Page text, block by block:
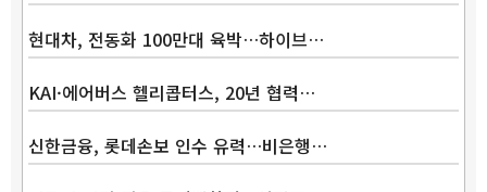
현대차, 전동화 100만대 육박…하이브…
KAI·에어버스 헬리콥터스, 20년 협력…
신한금융, 롯데손보 인수 유력…비은행…